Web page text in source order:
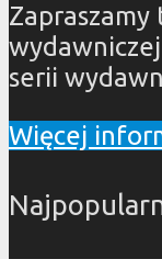
Zapraszamy
wydawniczej
serii
Więcej